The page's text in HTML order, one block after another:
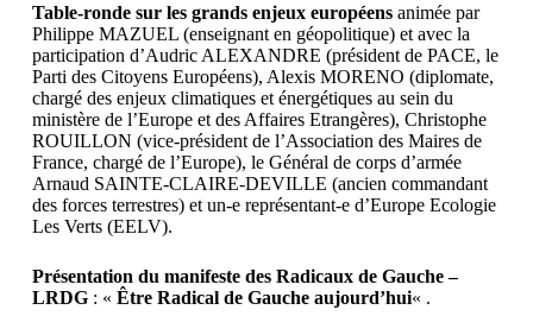
Table-ronde sur les grands enjeux européensanimée par
Philippe MAZUEL (enseignant en géopolitique) et avec la
participation d’Audric ALEXANDRE (président de PACE, le
Parti des Citoyens Européens), Alexis MORENO (diplomate,
chargé des enjeux climatiques et énergétiques au sein du
ministère de l’Europe et des Affaires Etrangères), Christophe
ROUILLON (vice-président de l’Association des Maires de
France, chargé de l’Europe), le Général de corps d’armée
Arnaud SAINTE-CLAIRE-DEVILLE (ancien commandant
des forces terrestres) et un-e représentant-e d’Europe Ecologie
Les Verts (EELV).
Présentation du manifeste des Radicaux de Gauche –
LRDG: « Être Radical de Gauche aujourd’hui« .